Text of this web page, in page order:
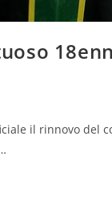
il rinnovo del